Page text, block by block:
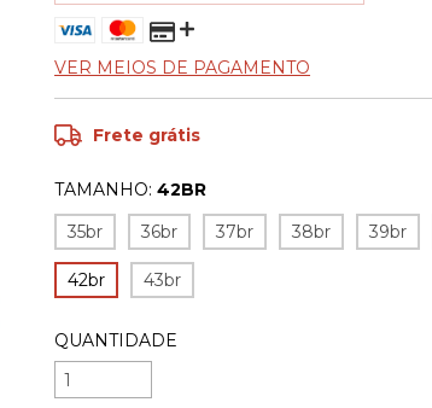
VER MEIOS DE PAGAMENTO
Frete grátis
TAMANHO: 42BR
35br
36br 37br 38br 39br
42br 43br
QUANTIDADE